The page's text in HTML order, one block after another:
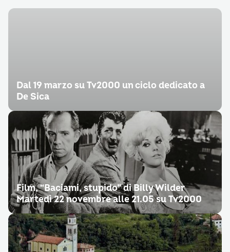
Dal 19 marzo su Tv2000 un ciclo dedicato a
De Sica
Film, “Baciami, stupido” di Billy Wilder
Martedì 22 novembre alle 21.05 su Tv2000